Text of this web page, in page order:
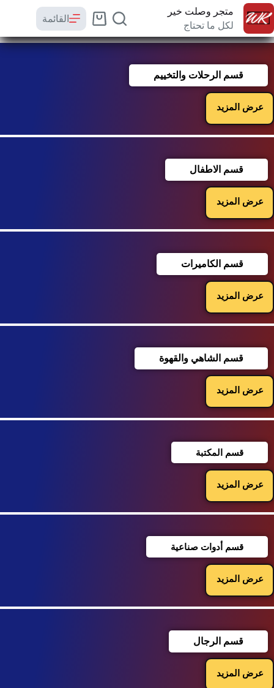
متجر وصلت خير
لكل ما تحتاج
القائمة
قسم الرحلات والتخييم
عرض المزيد
قسم الاطفال
عرض المزيد
قسم الكاميرات
عرض المزيد
قسم الشاهي والقهوة
عرض المزيد
قسم المكتبة
عرض المزيد
قسم أدوات صناعية
عرض المزيد
قسم الرجال
عرض المزيد